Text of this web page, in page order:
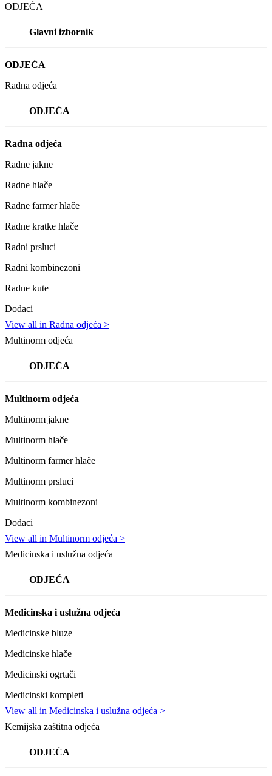
ODJEĆA
Glavni izbornik
ODJEĆA
Radna odjeća
ODJEĆA
Radna odjeća
Radne jakne
Radne hlače
Radne farmer hlače
Radne kratke hlače
Radni prsluci
Radni kombinezoni
Radne kute
Dodaci
View all in Radna odjeća >
Multinorm odjeća
ODJEĆA
Multinorm odjeća
Multinorm jakne
Multinorm hlače
Multinorm farmer hlače
Multinorm prsluci
Multinorm kombinezoni
Dodaci
View all in Multinorm odjeća >
Medicinska i uslužna odjeća
ODJEĆA
Medicinska i uslužna odjeća
Medicinske bluze
Medicinske hlače
Medicinski ogrtači
Medicinski kompleti
View all in Medicinska i uslužna odjeća >
Kemijska zaštitna odjeća
ODJEĆA